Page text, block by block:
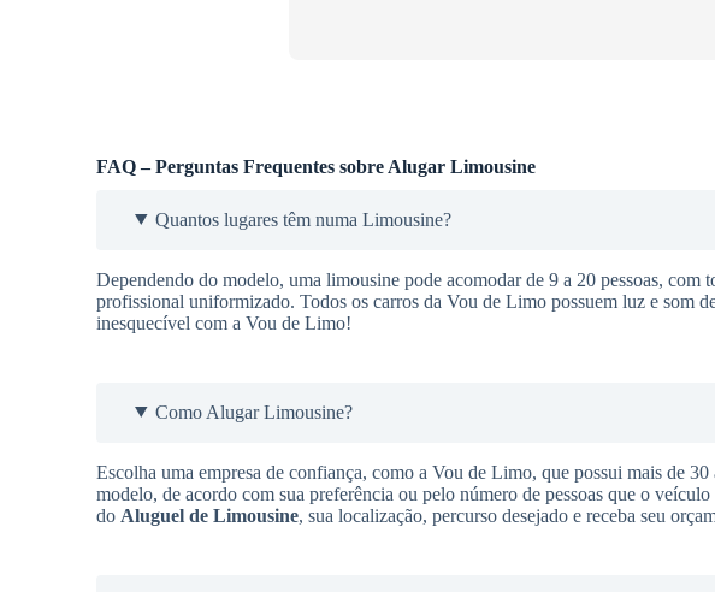
FAQ – Perguntas Frequentes sobre Alugar Limousine
Quantos lugares têm numa Limousine?
Dependendo do modelo, uma limousine pode acomodar de 9 a 20 pessoas,
profissional uniformizado. Todos os carros da Vou de Limo possuem luz e som
inesquecível com a Vou de Limo!
Como Alugar Limousine?
Escolha uma empresa de confiança, como a Vou de Limo, que possui mais de
modelo, de acordo com sua preferência ou pelo número de pessoas que o
do Aluguel de Limousine, sua localização, percurso desejado e receba seu